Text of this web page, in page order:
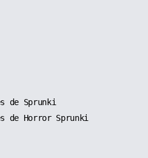
de Sprunki
de Horror Sprunki